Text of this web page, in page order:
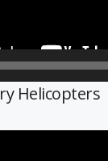
Helicopters